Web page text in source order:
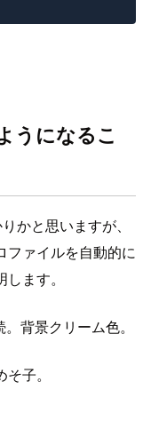
うになるこ
かと思いますが、
ファイルを自動的に
ます。
背景クリーム色。
子。